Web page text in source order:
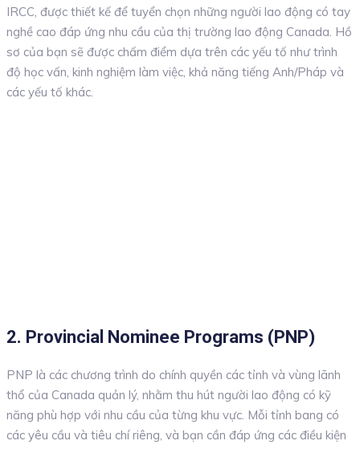
IRCC, được thiết kế để tuyển chọn những người lao động có tay
nghề cao đáp ứng nhu cầu của thị trường lao động Canada. Hồ
sơ của bạn sẽ được chấm điểm dựa trên các yếu tố như trình
độ học vấn, kinh nghiệm làm việc, khả năng tiếng Anh/Pháp và
các yếu tố khác.
2. Provincial Nominee Programs (PNP)
PNP là các chương trình do chính quyền các tỉnh và vùng lãnh
thổ của Canada quản lý, nhằm thu hút người lao động có kỹ
năng phù hợp với nhu cầu của từng khu vực. Mỗi tỉnh bang có
các yêu cầu và tiêu chí riêng, và bạn cần đáp ứng các điều kiện